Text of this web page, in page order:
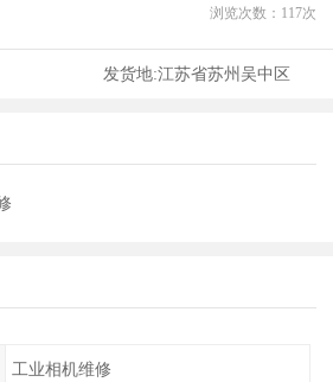
浏览次数： 117次
发货地:江苏省苏州吴中区
工业相机维修